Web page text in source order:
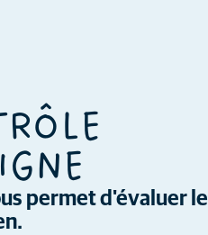
permet d'évaluer le